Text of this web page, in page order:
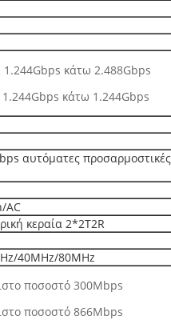
κάτω 2.488Gbps
κάτω 1.244Gbps
αυτόματες
AC
κεραία 2*2T2R
40MHz/80MHz
ποσοστό 300Mbps
ποσοστό 866Mbps